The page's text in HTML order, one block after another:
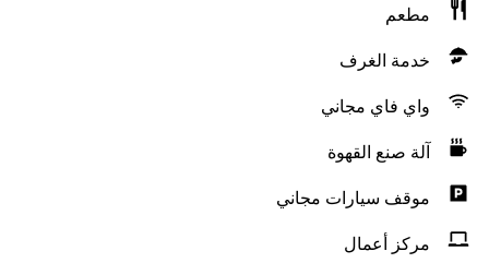
مطعم
خدمة الغرف
واي فاي مجاني
آلة صنع القهوة
موقف سيارات مجاني
مركز أعمال